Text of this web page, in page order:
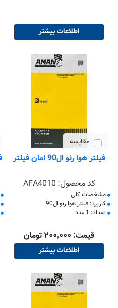
اطلاعات بیشتر
مقایسه
فیلتر هوا رنو ال90 امان فیلتر
کد محصول: AFA4010
مشخصات کلی
کاربرد: فیلتر هوا رنو ال90
تعداد: 1 عدد
قیمت: ۲۰۰٬۰۰۰ تومان
اطلاعات بیشتر